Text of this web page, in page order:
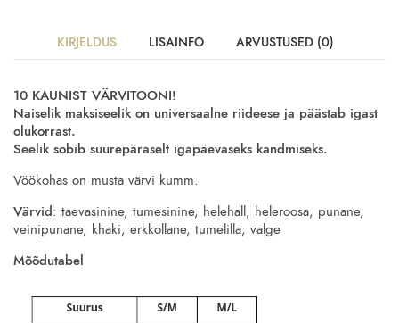
KIRJELDUS LISAINFO ARVUSTUSED (0)
10 KAUNIST VÄRVITOONI!
Naiselik maksiseelik on universaalne riideese ja päästab igast
olukorrast.
Seelik sobib suurepäraselt igapäevaseks kandmiseks.
Vöökohas on musta värvi kumm.
Värvid: taevasinine, tumesinine, helehall, heleroosa, punane,
veinipunane, khaki, erkkollane, tumelilla, valge
Mõõdutabel